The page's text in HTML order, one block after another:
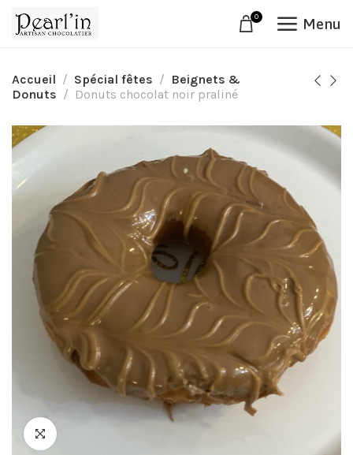
0 Menu
Accueil Spécial fêtes
Beignets &
Donuts
Donuts chocolat noir praliné